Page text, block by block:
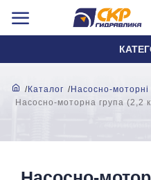
Каталог
Насосно-моторні
Насосно-моторна група (2,2